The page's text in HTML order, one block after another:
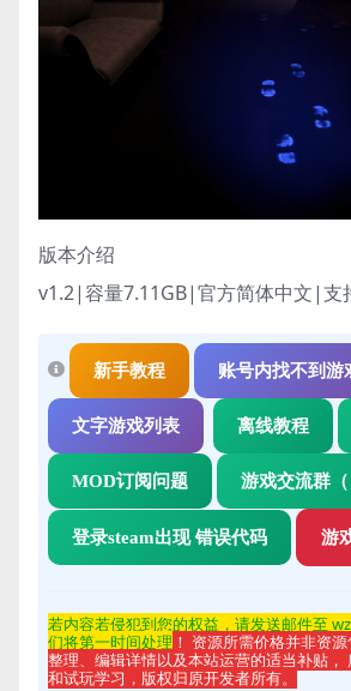
版本介绍
v1.2|容量7.11GB|官方简体中文|支
新手教程 账号内找不到游
文字游戏列表 离线教程
MOD订阅问题 游戏交流群（
登录steam出现 错误代码 游
若内容若侵犯到您的权益，请发送邮件至
们将第一时间处理 ！ 资源所需价格并非资源
整理、编辑详情以及本站运营的适当补贴，
和试玩学习，版权归原开发者所有。